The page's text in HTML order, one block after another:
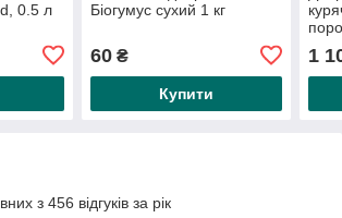
0.5 л
Біогумус сухий 1 кг
60₴
Купити
1
з 456 відгуків за рік